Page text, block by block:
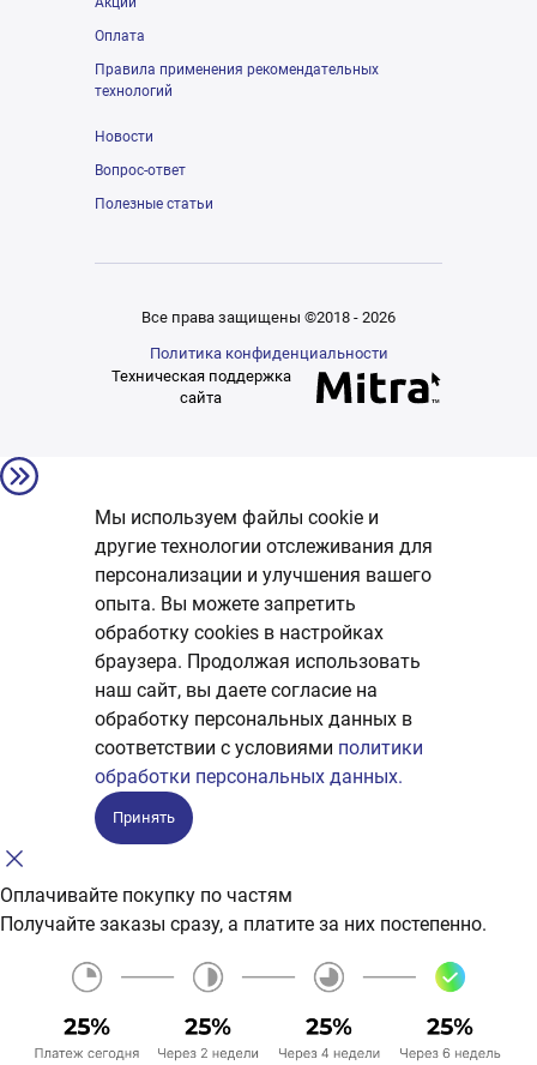
Оплата
Правила применения рекомендательных
технологий
Новости
Вопрос-ответ
Полезные статьи
Все права защищены ©2018 - 2026
Политика конфиденциальности
Техническая поддержка
сайта
Мы используем файлы cookie и
другие технологии отслеживания для
персонализации и улучшения вашего
опыта. Вы можете запретить
обработку сookies в настройках
браузера. Продолжая использовать
наш сайт, вы даете согласие на
обработку персональных данных в
соответствии с условиями политики
обработки персональных данных.
Принять
Оплачивайте покупку по частям
Получайте заказы сразу, а платите за них постепенно.